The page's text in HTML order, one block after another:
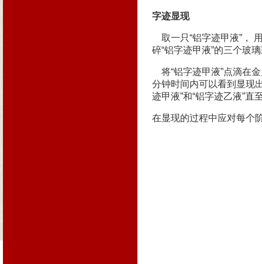
字迹显现
取一只“铝字迹甲液”，
碎“铝字迹甲液”的三个玻
将“铝字迹甲液”点滴在
分钟时间内可以看到显现
迹甲液”和“铝字迹乙液”
在显现的过程中应对每个